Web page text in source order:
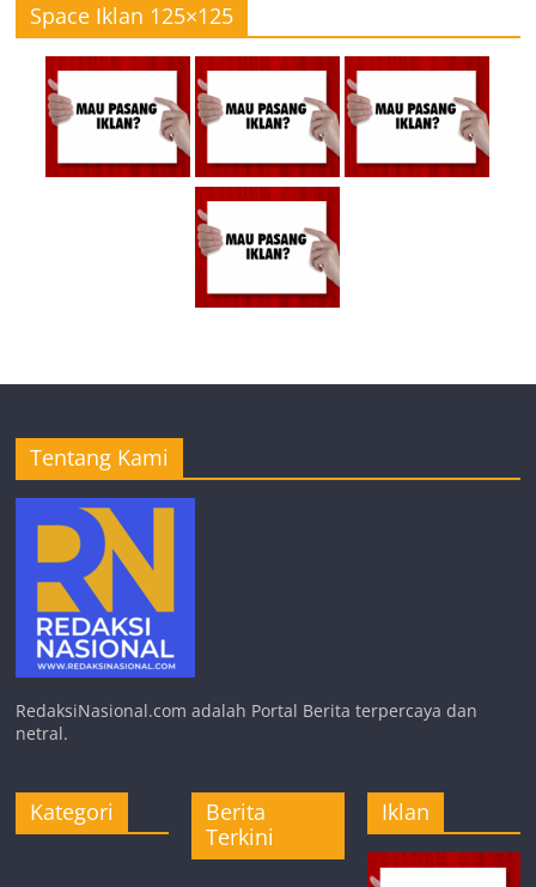
Space Iklan 125×125
Tentang Kami
RedaksiNasional.com adalah Portal Berita terpercaya dan
netral.
Kategori
Berita
Terkini
Iklan